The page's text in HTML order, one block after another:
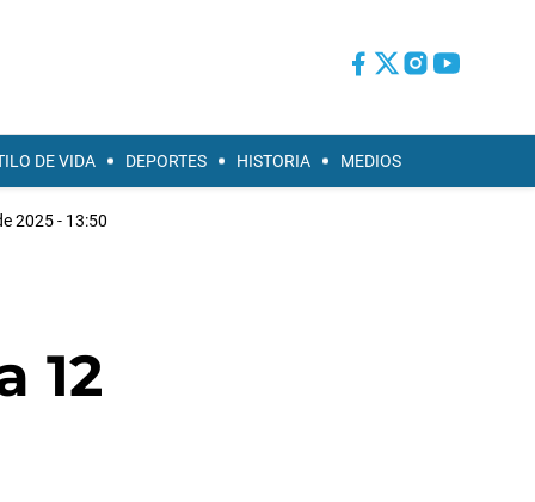
DE VIDA DEPORTES HISTORIA MEDIOS
2025 - 13:50
12